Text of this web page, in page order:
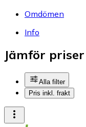
Omdömen
Info
Jämför
Alla filter
Pris inkl. frakt